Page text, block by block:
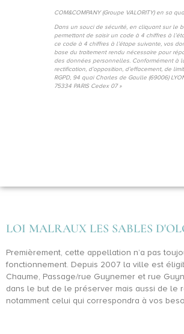
COM&COMPANY (Groupe VALORITY) en sa
Dans un souci de sécurité, en cliquant sur le
permettant de saisir un code à 4 chiffres à
ce code à 4 chiffres à l’étape suivante, vos
base du traitement rendu nécessaire pour
des données personnelles. Conformément à
rectification, d’opposition, d’effacement, de
RGPD, 94 quai Charles de Gaulle (69006)
75334 PARIS Cedex 07 »
LOI MALRAUX LES SABLES
Premièrement, cette appellation n’a pas
fonctionnement. Depuis 2007 la ville est
Chaume, Passage/rue Guynemer et rue
dans le but de le préserver mais aussi de
notamment celui qui correspondra à vos